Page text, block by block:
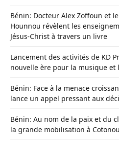
Bénin: Docteur Alex Zoffoun et
Hounnou révèlent les
Jésus-Christ à travers un livre
Lancement des activités de KD
nouvelle ère pour la musique et
Bénin: Face à la menace
lance un appel pressant aux
Bénin: Au nom de la paix et du
la grande mobilisation à Cotonou